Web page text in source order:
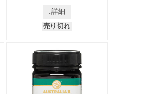
$185 → $180 でご購入いただ
けます！ [配送時期] 2025年
12月中旬ごろより $185 →
のみへの配送となります ※
お電話番号は必須項目です
※ 沖縄への配送には別途
$20.00の送料がかかりま
す。 ※マンゴーは生もので
...詳細
売り切れ